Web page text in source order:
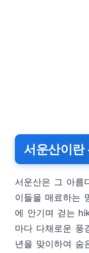
서운산이란
서운산은 그 아름
이들을 매료하는
에 안기며 걷는
마다 다채로운 풍
년을 맞이하여 숨